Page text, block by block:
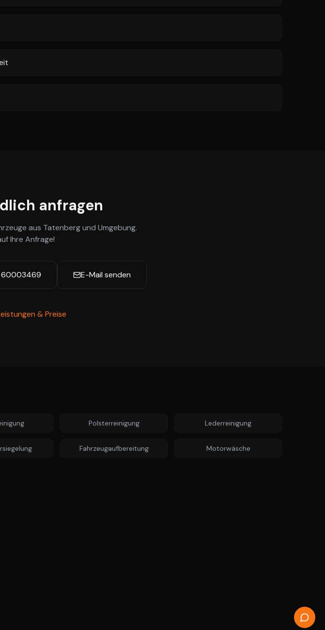
anfragen
aus Tatenbergund Umgebung.
Ihre Anfrage!
E-Mail senden
& Preise
Polsterreinigung Lederreinigung
Fahrzeugaufbereitung Motorwäsche